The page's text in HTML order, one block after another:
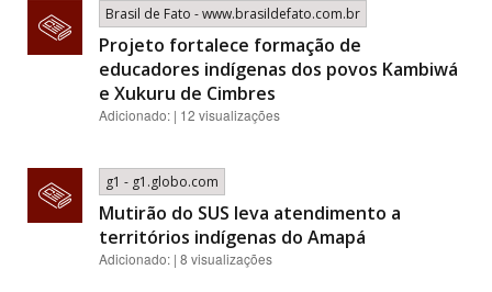
Brasil de Fato - www.brasildefato.com.br
Projeto fortalece formação de
educadores indígenas dos povos Kambiwá
e Xukuru de Cimbres
Adicionado: | 12 visualizações
g1 - g1.globo.com
Mutirão do SUS leva atendimento a
territórios indígenas do Amapá
Adicionado: | 8 visualizações